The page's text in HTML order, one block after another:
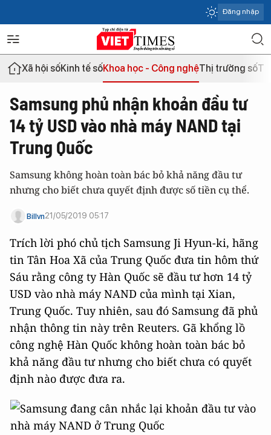
Đăng nhập
Xã hội sốKinh tế sốKhoa học - Công nghệThị trường số
Samsung phủ nhận khoản đầu tư
14 tỷ USD vào nhà máy NAND tại
Trung Quốc
Samsung không hoàn toàn bác bỏ khả năng đầu tư
nhưng cho biết chưa quyết định được số tiền cụ thể.
Billvn21/05/2019 05:17
Trích lời phó chủ tịch Samsung Ji Hyun-ki, hãng
tin Tân Hoa Xã của Trung Quốc đưa tin hôm thứ
Sáu rằng công ty Hàn Quốc sẽ đầu tư hơn 14 tỷ
USD vào nhà máy NAND của mình tại Xian,
Trung Quốc. Tuy nhiên, sau đó Samsung đã phủ
nhận thông tin này trên Reuters. Gã khổng lồ
công nghệ Hàn Quốc không hoàn toàn bác bỏ
khả năng đầu tư nhưng cho biết chưa có quyết
định nào được đưa ra.